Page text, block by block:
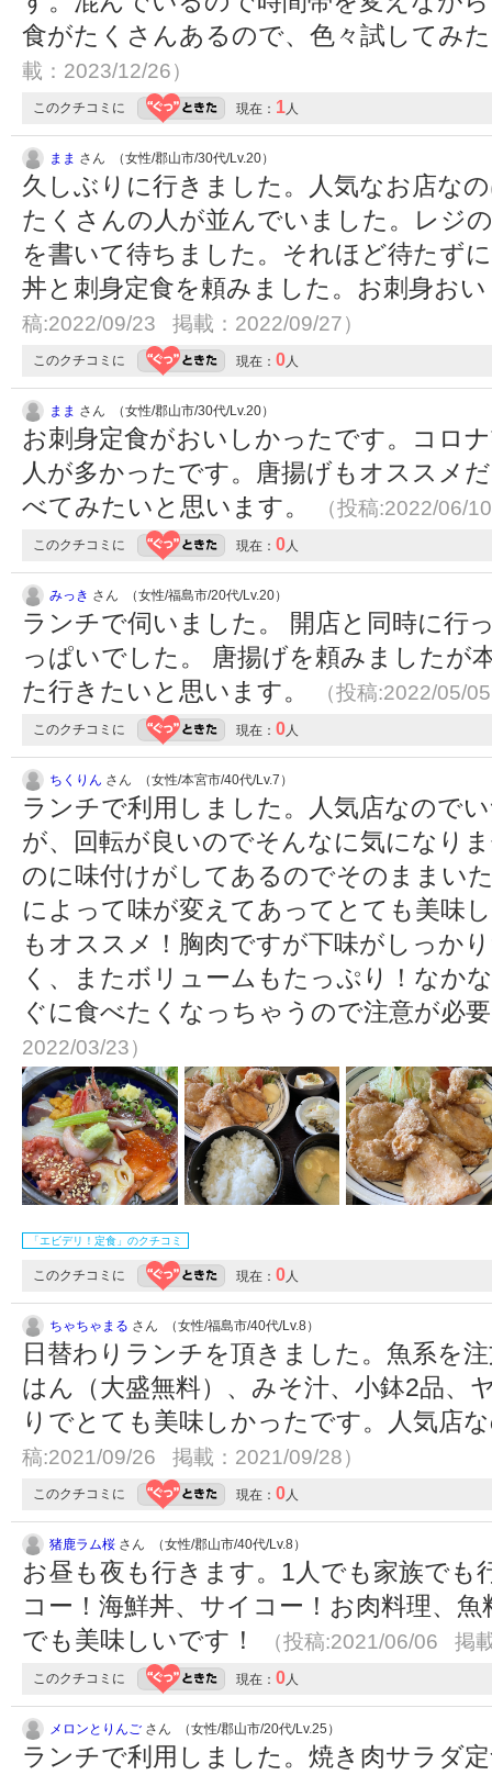
食がたくさんあるので、色々試してみ
載：2023/12/26）
このクチコミに 現在： 1人
まま さん （女性/郡山市/30代/Lv.20）
久しぶりに行きました。人気なお店な
たくさんの人が並んでいました。レジ
を書いて待ちました。それほど待たず
丼と刺身定食を頼みました。お刺身お
稿:2022/09/23 掲載：2022/09/27）
このクチコミに 現在： 0人
まま さん （女性/郡山市/30代/Lv.20）
お刺身定食がおいしかったです。コロ
人が多かったです。唐揚げもオススメ
べてみたいと思います。
（投稿:2022/06/
このクチコミに 現在： 0人
みっき さん （女性/福島市/20代/Lv.20）
ランチで伺いました。 開店と同時に行
っぱいでした。 唐揚げを頼みましたが
た行きたいと思います。
（投稿:2022/05/
このクチコミに 現在： 0人
ちくりん さん （女性/本宮市/40代/Lv.7）
ランチで利用しました。人気店なので
が、回転が良いのでそんなに気になり
のに味付けがしてあるのでそのままい
によって味が変えてあってとても美味
もオススメ！胸肉ですが下味がしっか
く、またボリュームもたっぷり！なか
ぐに食べたくなっちゃうので注意が必
2022/03/23）
「エビデリ！定食」のクチコミ
このクチコミに 現在： 0人
ちゃちゃまる さん （女性/福島市/40代/Lv.8）
日替わりランチを頂きました。魚系を
はん（大盛無料）、みそ汁、小鉢2品、
りでとても美味しかったです。人気店
稿:2021/09/26 掲載：2021/09/28）
このクチコミに 現在： 0人
猪鹿ラム桜 さん （女性/郡山市/40代/Lv.8）
お昼も夜も行きます。1人でも家族でも
コー！海鮮丼、サイコー！お肉料理、
でも美味しいです！
（投稿:2021/06/06 掲
このクチコミに 現在： 0人
メロンとりんご さん （女性/郡山市/20代/Lv.25）
ランチで利用しました。焼き肉サラダ